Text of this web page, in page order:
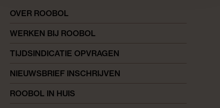
OVER ROOBOL
WERKEN BIJ ROOBOL
TIJDSINDICATIE OPVRAGEN
NIEUWSBRIEF INSCHRIJVEN
ROOBOL IN HUIS